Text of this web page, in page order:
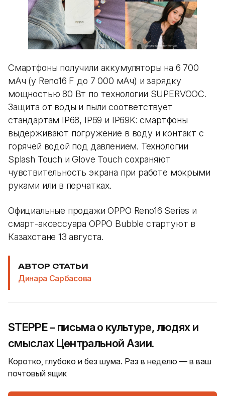
Смартфоны получили аккумуляторы на 6 700
мАч (у Reno16 F до 7 000 мАч) и зарядку
мощностью 80 Вт по технологии SUPERVOOC.
Защита от воды и пыли соответствует
стандартам IP68, IP69 и IP69K: смартфоны
выдерживают погружение в воду и контакт с
горячей водой под давлением. Технологии
Splash Touch и Glove Touch сохраняют
чувствительность экрана при работе мокрыми
руками или в перчатках.
Официальные продажи OPPO Reno16 Series и
смарт-аксессуара OPPO Bubble стартуют в
Казахстане 13 августа.
АВТОР СТАТЬИ
Динара Сарбасова
STEPPE – письма о культуре, людях и
смыслах Центральной Азии.
Коротко, глубоко и без шума. Раз в неделю — в ваш
почтовый ящик